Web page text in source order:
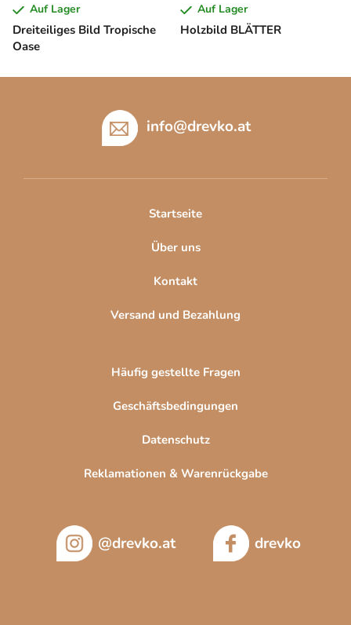
Dreiteiliges Bild Tropische
Oase
Auf Lager
Holzbild BLÄTTER
Auf Lager
info@drevko.at
Startseite
Über uns
Kontakt
Versand und Bezahlung
Häufig gestellte Fragen
Geschäftsbedingungen
Datenschutz
Reklamationen & Warenrückgabe
@drevko.at drevko